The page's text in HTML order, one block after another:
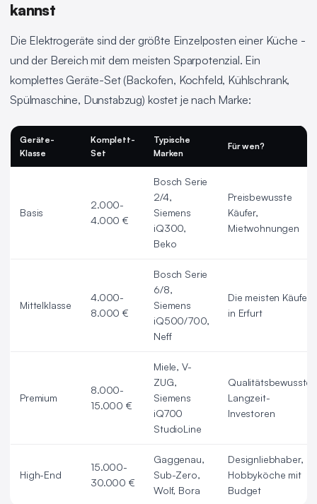
kannst
Die Elektrogeräte sind der größte Einzelposten einer Küche -
und der Bereich mit dem meisten Sparpotenzial. Ein
komplettes Geräte-Set (Backofen, Kochfeld, Kühlschrank,
Spülmaschine, Dunstabzug) kostet je nach Marke:
Geräte-
Klasse
Komplett-
Set
Typische
Marken
Für wen?
Basis
2.000-
4.000 €
Bosch Serie
2/4,
Siemens
iQ300,
Beko
Preisbewusste
Käufer,
Mietwohnungen
Mittelklasse
4.000-
8.000 €
Bosch Serie
6/8,
Siemens
iQ500/700,
Neff
Die meisten Käufer
in Erfurt
Premium
8.000-
15.000 €
Miele, V-
ZUG,
Siemens
iQ700
StudioLine
Qualitätsbewusste
Langzeit-
Investoren
High-End
15.000-
30.000 €
Gaggenau,
Sub-Zero,
Wolf, Bora
Designliebhaber,
Hobbyköche mit
Budget